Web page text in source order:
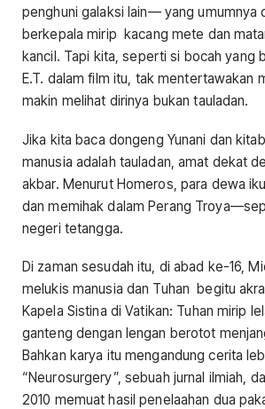
penghuni galaksi lain— yang umumnya
berkepala mirip kacang mete dan
kancil. Tapi kita, seperti si bocah yang
E.T. dalam film itu, tak mentertawakan
makin melihat dirinya bukan tauladan.
Jika kita baca dongeng Yunani dan
manusia adalah tauladan, amat dekat
akbar. Menurut Homeros, para dewa
dan memihak dalam Perang
negeri tetangga.
Di zaman sesudah itu, di abad ke-16,
melukis manusia dan Tuhan begitu
Kapela Sistina di Vatikan: Tuhan mirip
ganteng dengan lengan berotot
Bahkan karya itu mengandung cerita
“Neurosurgery”, sebuah jurnal ilmiah,
2010 memuat hasil penelaahan dua